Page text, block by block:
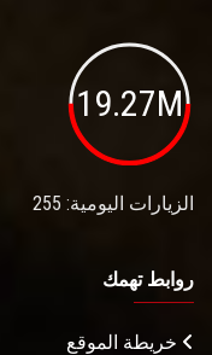
19.27M
الزيارات اليومية: 255
روابط تهمك
خريطة الموقع